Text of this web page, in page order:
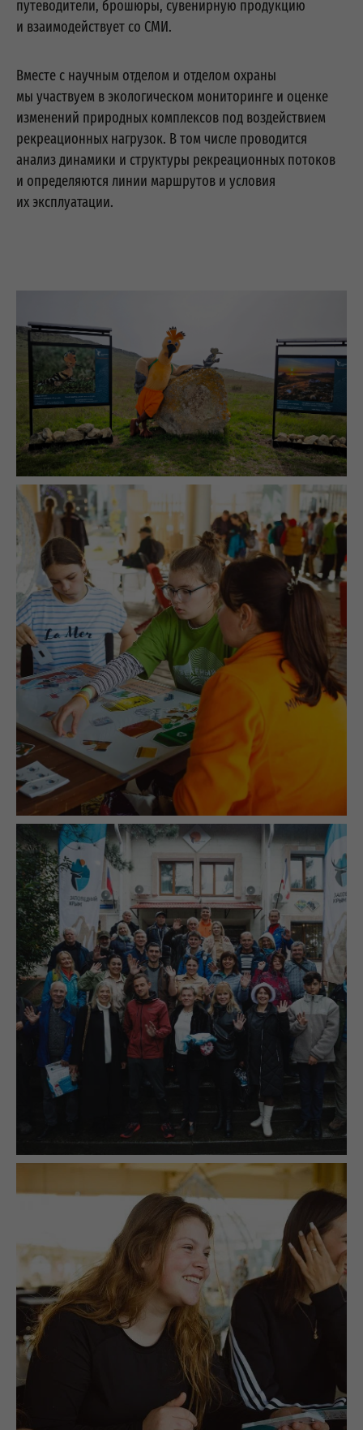
путеводители, брошюры, сувенирную продукцию
и взаимодействует со СМИ.
Вместе с научным отделом и отделом охраны
мы участвуем в экологическом мониторинге и оценке
изменений природных комплексов под воздействием
рекреационных нагрузок. В том числе проводится
анализ динамики и структуры рекреационных потоков
и определяются линии маршрутов и условия
их эксплуатации.